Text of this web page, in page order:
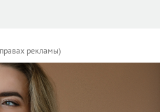
рекламы)